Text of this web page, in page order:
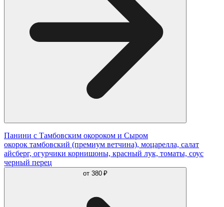
Панини с Тамбовским окороком и Сыром
окорок тамбовский (премиум ветчина), моцарелла, салат
айсберг, огурчики корнишоны, красный лук, томаты, соус
черный перец
от 380 ₽